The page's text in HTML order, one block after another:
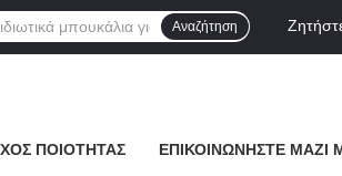
Αναζήτηση
ΠΟΙΌΤΗΤΑΣ ΕΠΙΚΟΙΝΩΝΉΣΤΕ ΜΑΖΊ